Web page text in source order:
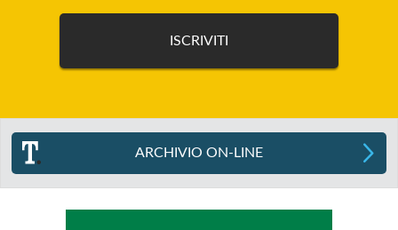
ARCHIVIO ON-LINE